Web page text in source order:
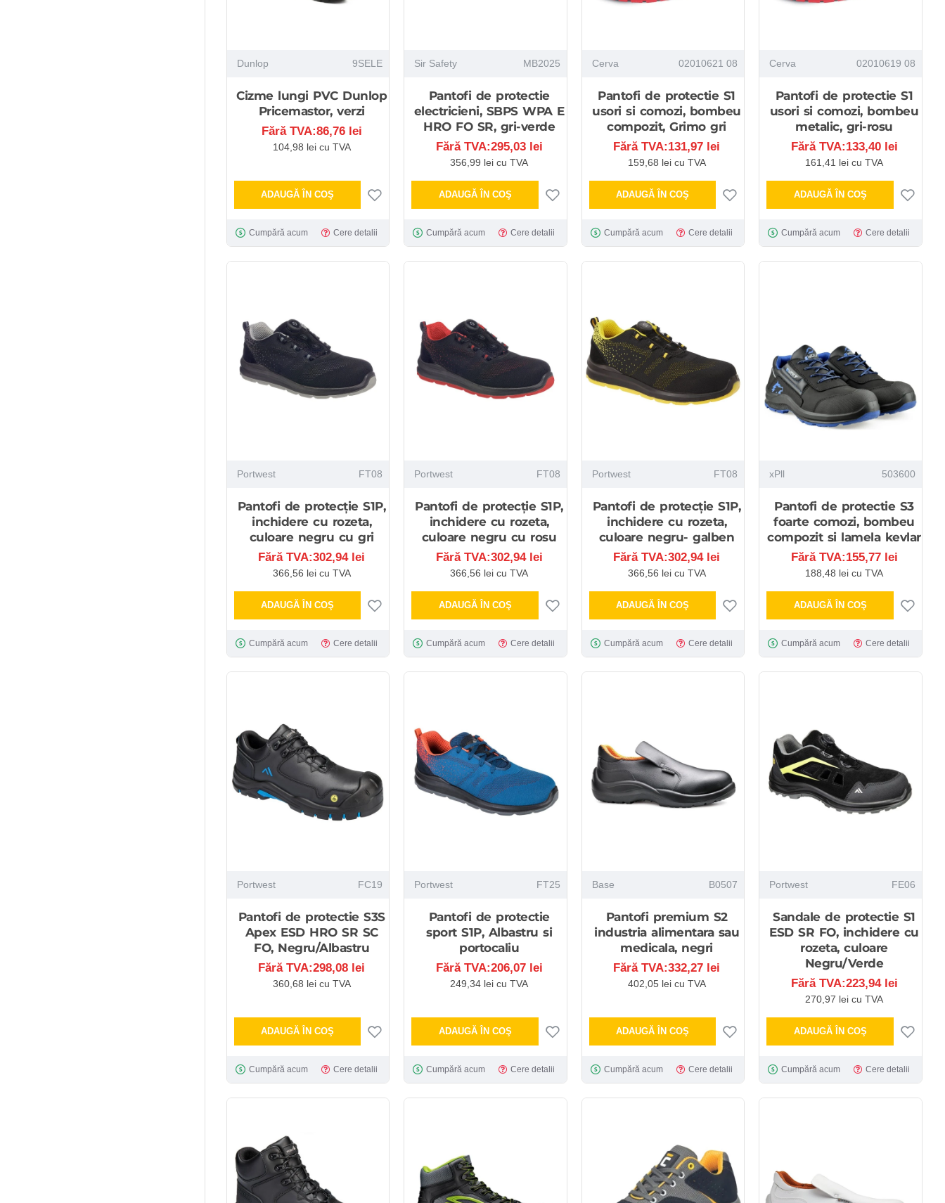
Dunlop 9SELE
Cizme lungi PVC Dunlop
Pricemastor, verzi
Fără TVA:86,76 lei
104,98 lei cu TVA
ADAUGĂ ÎN COŞ
Cumpără acum Cere detalii
Sir Safety MB2025
Pantofi de protectie
electricieni, SBPS WPA E
HRO FO SR, gri-verde
Fără TVA:295,03 lei
356,99 lei cu TVA
ADAUGĂ ÎN COŞ
Cumpără acum Cere detalii
Cerva 02010621 08
Pantofi de protectie S1
usori si comozi, bombeu
compozit, Grimo gri
Fără TVA:131,97 lei
159,68 lei cu TVA
ADAUGĂ ÎN COŞ
Cumpără acum Cere detalii
Cerva 02010619 08
Pantofi de protectie S1
usori si comozi, bombeu
metalic, gri-rosu
Fără TVA:133,40 lei
161,41 lei cu TVA
ADAUGĂ ÎN COŞ
Cumpără acum Cere detalii
Portwest FT08
Pantofi de protecție S1P,
inchidere cu rozeta,
culoare negru cu gri
Fără TVA:302,94 lei
366,56 lei cu TVA
ADAUGĂ ÎN COŞ
Cumpără acum Cere detalii
Portwest FT08
Pantofi de protecție S1P,
inchidere cu rozeta,
culoare negru cu rosu
Fără TVA:302,94 lei
366,56 lei cu TVA
ADAUGĂ ÎN COŞ
Cumpără acum Cere detalii
Portwest FT08
Pantofi de protecție S1P,
inchidere cu rozeta,
culoare negru- galben
Fără TVA:302,94 lei
366,56 lei cu TVA
ADAUGĂ ÎN COŞ
Cumpără acum Cere detalii
xPll 503600
Pantofi de protectie S3
foarte comozi, bombeu
compozit si lamela kevlar
Fără TVA:155,77 lei
188,48 lei cu TVA
ADAUGĂ ÎN COŞ
Cumpără acum Cere detalii
Portwest FC19
Pantofi de protectie S3S
Apex ESD HRO SR SC
FO, Negru/Albastru
Fără TVA:298,08 lei
360,68 lei cu TVA
ADAUGĂ ÎN COŞ
Cumpără acum Cere detalii
Portwest FT25
Pantofi de protectie
sport S1P, Albastru si
portocaliu
Fără TVA:206,07 lei
249,34 lei cu TVA
ADAUGĂ ÎN COŞ
Cumpără acum Cere detalii
Base B0507
Pantofi premium S2
industria alimentara sau
medicala, negri
Fără TVA:332,27 lei
402,05 lei cu TVA
ADAUGĂ ÎN COŞ
Cumpără acum Cere detalii
Portwest FE06
Sandale de protectie S1
ESD SR FO, inchidere cu
rozeta, culoare
Negru/Verde
Fără TVA:223,94 lei
270,97 lei cu TVA
ADAUGĂ ÎN COŞ
Cumpără acum Cere detalii